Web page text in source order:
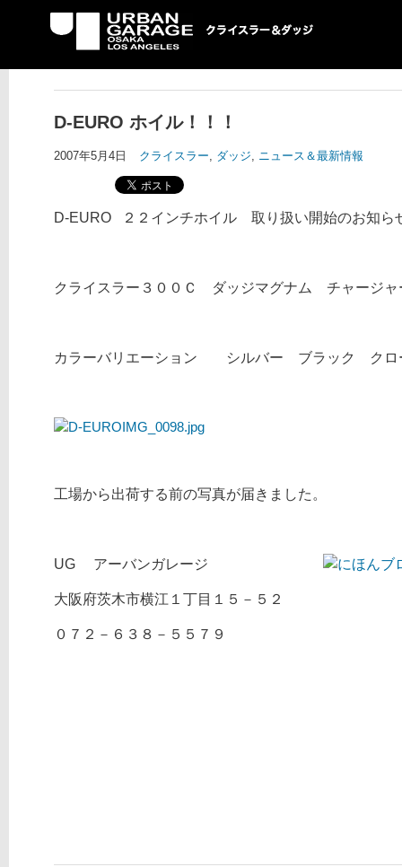
UG クライスラー＆ダ
ッジ専門店
D-EURO ホイル！！！
2007年5月4日 クライスラー, ダッジ, ニュース＆最新情報
D-EURO ２２インチホイル 取り扱い開始のお知ら
クライスラー３００Ｃ ダッジマグナム チャー
カラーバリエーション シルバー ブラック クロ
工場から出荷する前の写真が届きました。
UG アーバンガレージ
大阪府茨木市横江１丁目１５－５２
０７２－６３８－５５７９